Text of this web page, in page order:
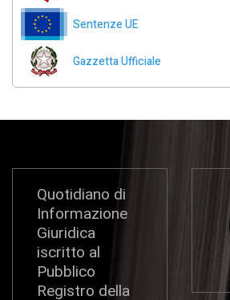
Sentenze UE
Gazzetta Ufficiale
Quotidiano di
Informazione
Giuridica
iscritto al
Pubblico
Registro della